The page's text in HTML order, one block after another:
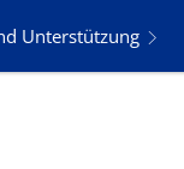
Unterstützung